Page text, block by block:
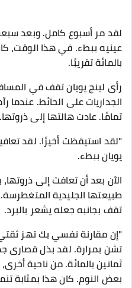
لقد مر أسبوع كامل. وبعد
عينيه ببطء. في هذا الوقت،
بالمائة تقريبًا.
رأى لينج يويان تقف في
الجداريات على الحائط. عندما
تمامًا. عادت هالتها إلى ذروتها.
"لقد استيقظت أخيرًا. لقد
يويان ببطء.
الآن بعد أن تعافت إلى
طبيعتها الجليدية
تقف بجانبه جعله يشعر بالبرد.
"إن مقارنة نفسي بك تهز
تشن بمرارة. لقد بذل قصارى
ثمانين بالمائة. من ناحية
بعض النوم. كان هذا بمثابة